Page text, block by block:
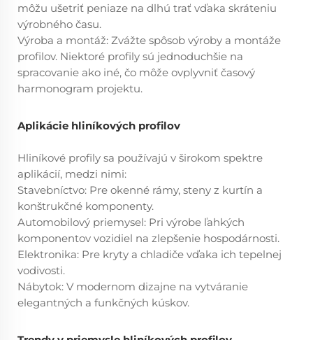
môžu ušetriť peniaze na dlhú trať vďaka skráteniu
výrobného času.
Výroba a montáž: Zvážte spôsob výroby a montáže
profilov. Niektoré profily sú jednoduchšie na
spracovanie ako iné, čo môže ovplyvniť časový
harmonogram projektu.
Aplikácie hliníkových profilov
Hliníkové profily sa používajú v širokom spektre
aplikácií, medzi nimi:
Stavebníctvo: Pre okenné rámy, steny z kurtín a
konštrukčné komponenty.
Automobilový priemysel: Pri výrobe ľahkých
komponentov vozidiel na zlepšenie hospodárnosti.
Elektronika: Pre kryty a chladiče vďaka ich tepelnej
vodivosti.
Nábytok: V modernom dizajne na vytváranie
elegantných a funkčných kúskov.